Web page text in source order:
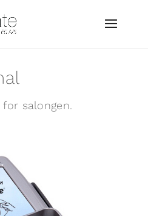
salongen.